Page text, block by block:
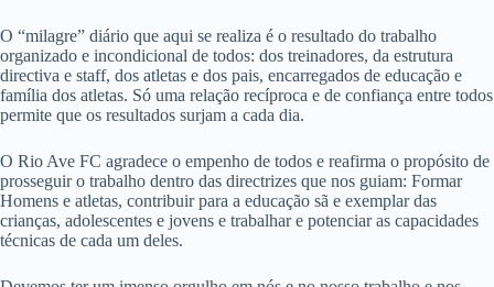
O “milagre” diário que aqui se realiza é o resultado do trabalho
organizado e incondicional de todos: dos treinadores, da estrutura
directiva e staff, dos atletas e dos pais, encarregados de educação e
família dos atletas. Só uma relação recíproca e de confiança entre todos
permite que os resultados surjam a cada dia.
O Rio Ave FC agradece o empenho de todos e reafirma o propósito de
prosseguir o trabalho dentro das directrizes que nos guiam: Formar
Homens e atletas, contribuir para a educação sã e exemplar das
crianças, adolescentes e jovens e trabalhar e potenciar as capacidades
técnicas de cada um deles.